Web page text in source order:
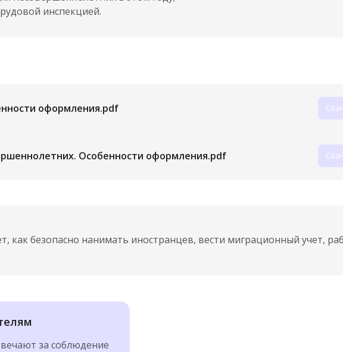
инспекцией.
оформления.pdf
Особенности оформления.pdf
как безопасно нанимать иностранцев, вести миграционный учет,
за соблюдение